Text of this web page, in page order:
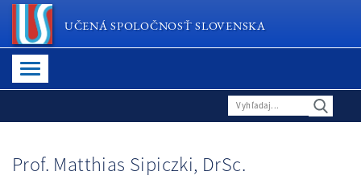
UČENÁ SPOLOČNOSŤ SLOVENSKA
Prof. Matthias Sipiczki, DrSc.